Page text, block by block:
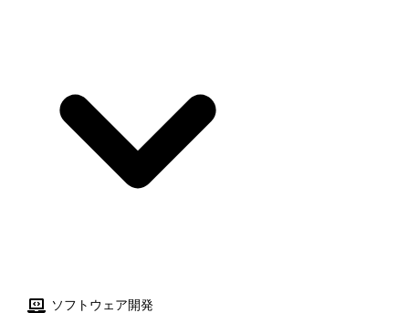
ソフトウェア開発